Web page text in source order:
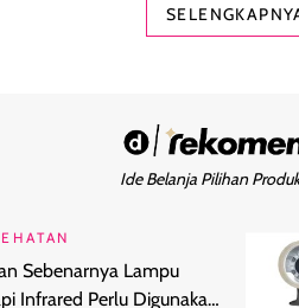
Ide Belanja Pilihan
Sebenarnya Lampu
Infrared Perlu Digunakan